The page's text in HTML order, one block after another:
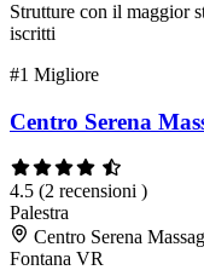
Strutture con il maggior
iscritti
#1 Migliore
Centro Serena
4.5 (2 recensioni )
Palestra
Centro Serena
Fontana VR